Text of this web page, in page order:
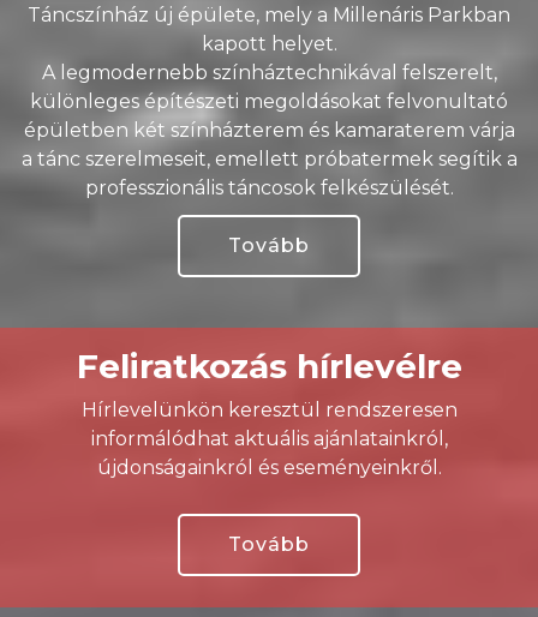
Táncszínház új épülete, mely a Millenáris Parkban
kapott helyet.
A legmodernebb színháztechnikával felszerelt,
különleges építészeti megoldásokat felvonultató
épületben két színházterem és kamaraterem várja
a tánc szerelmeseit, emellett próbatermek segítik a
professzionális táncosok felkészülését.
Tovább
Feliratkozás hírlevélre
Hírlevelünkön keresztül rendszeresen
informálódhat aktuális ajánlatainkról,
újdonságainkról és eseményeinkről.
Tovább